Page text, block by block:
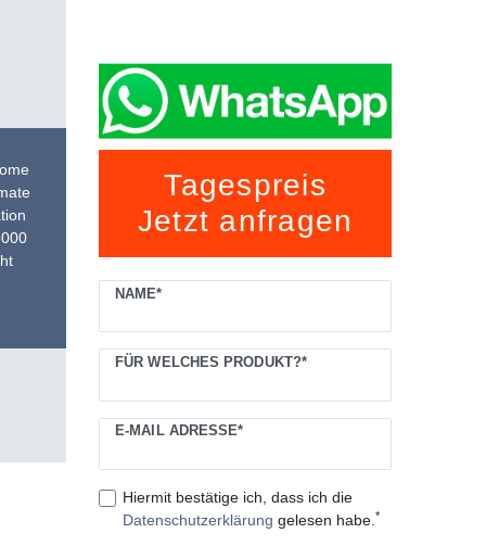
Tagespreis
Jetzt anfragen
NAME*
FÜR WELCHES PRODUKT?*
E-MAIL ADRESSE*
Hiermit bestätige ich, dass ich die
Daten­schutz­erklärung gelesen habe. *
Ceres::Template.mailFormHoneypotLabel